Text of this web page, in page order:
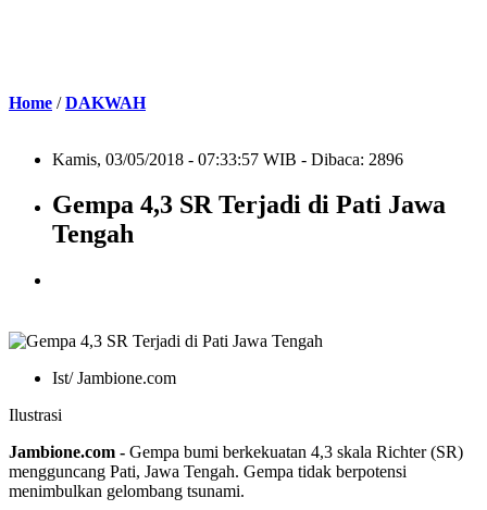
Home /DAKWAH
Kamis, 03/05/2018 - 07:33:57 WIB - Dibaca: 2896
Gempa 4,3 SR Terjadi di Pati Jawa
Tengah
Ist/ Jambione.com
Ilustrasi
Jambione.com - Gempa bumi berkekuatan 4,3 skala Richter (SR)
mengguncang Pati, Jawa Tengah. Gempa tidak berpotensi
menimbulkan gelombang tsunami.